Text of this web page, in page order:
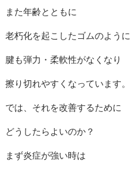
また年齢とともに
老朽化を起こしたゴムのように
腱も弾力・柔軟性がなくなり
擦り切れやすくなっています。
では、それを改善するために
どうしたらよいのか？
まず炎症が強い時は